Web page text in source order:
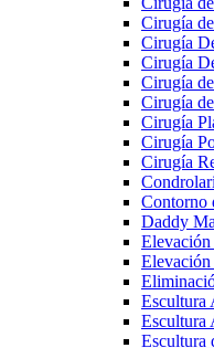
Cirugía
Cirugía
Cirugía
Cirugía
Cirugía
Cirugía
Cirugía
Cirugía
Contorno
Daddy
Elevación
Escultura
Escultura
Escultura